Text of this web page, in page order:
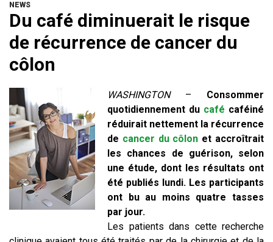
NEWS
Du café diminuerait le risque
de récurrence de cancer du
côlon
WASHINGTON– Consommer
quotidiennement du café caféiné
réduirait nettement la récurrence
de cancer du côlon et accroîtrait
les chances de guérison, selon
une étude, dont les résultats ont
été publiés lundi. Les participants
ont bu au moins quatre tasses
par jour.
Les patients dans cette recherche